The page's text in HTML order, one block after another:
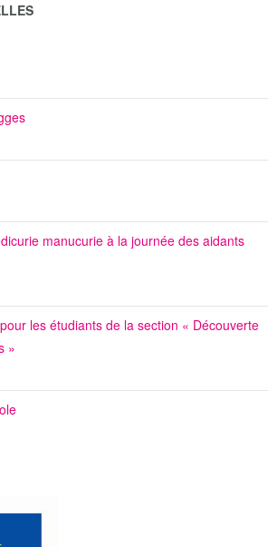
manucurie à la journée des aidants
les étudiants de la section « Découverte
»